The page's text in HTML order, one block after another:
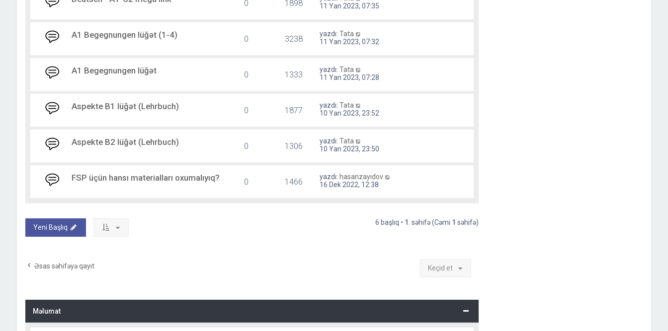
0 1898
11 Yan 2023, 07:35
A1 Begegnungen lüğət (1-4) 0 3238 yazdı:Tata
11 Yan 2023, 07:32
A1 Begegnungen lüğət 0 1333 yazdı:Tata
11 Yan 2023, 07:28
Aspekte B1 lüğət (Lehrbuch) 0 1877 yazdı:Tata
10 Yan 2023, 23:52
Aspekte B2 lüğət (Lehrbuch) 0 1306 yazdı:Tata
10 Yan 2023, 23:50
FSP üçün hansı materialları oxumalıyıq? 0 1466 yazdı: hasanzayidov
16 Dek 2022, 12:38
Yeni Başlıq
6 başlıq • 1 . səhifə (Cəmi 1 səhifə)
Əsas səhifəyə qayıt Keçid et
Məlumat